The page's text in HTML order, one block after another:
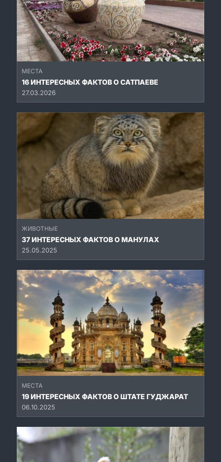
МЕСТА
16 ИНТЕРЕСНЫХ ФАКТОВ О САТПАЕВЕ
27.03.2026
ЖИВОТНЫЕ
37 ИНТЕРЕСНЫХ ФАКТОВ О МАНУЛАХ
25.05.2025
МЕСТА
19 ИНТЕРЕСНЫХ ФАКТОВ О ШТАТЕ ГУДЖАРАТ
06.10.2025